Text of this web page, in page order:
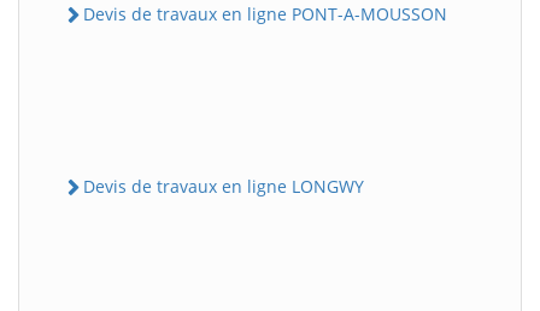
Devis de travaux en ligne PONT-A-MOUSSON
Devis de travaux en ligne LONGWY